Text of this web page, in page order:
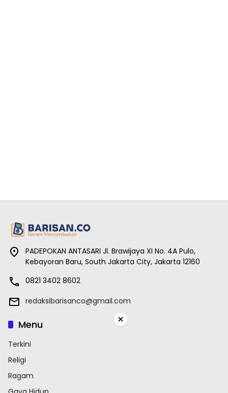
PADEPOKAN ANTASARI Jl. Brawijaya XI No. 4A Pulo,
Kebayoran Baru, South Jakarta City, Jakarta 12160
0821 3402 8602
redaksibarisanco@gmail.com
Menu
Terkini
Religi
Ragam
×